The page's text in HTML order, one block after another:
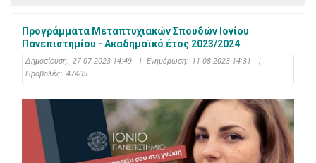
Προγράμματα Μεταπτυχιακών Σπουδών Ιονίου
Πανεπιστημίου - Ακαδημαϊκό έτος 2023/2024
Δημοσίευση: 27-07-2023 14:49 | Ενημέρωση: 11-08-2023 14:31
|
Προβολές: 47405